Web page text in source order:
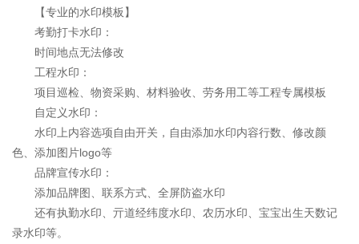
【专业的水印模板】
考勤打卡水印：
时间地点无法修改
工程水印：
项目巡检、物资采购、材料验收、劳务用工等工程专属模板
自定义水印：
水印上内容选项自由开关，自由添加水印内容行数、修改颜
色、添加图片logo等
品牌宣传水印：
添加品牌图、联系方式、全屏防盗水印
还有执勤水印、亓道经纬度水印、农历水印、宝宝出生天数记
录水印等。